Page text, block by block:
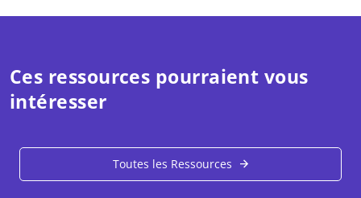
Ces ressources pourraient vous
intéresser
Toutes les Ressources